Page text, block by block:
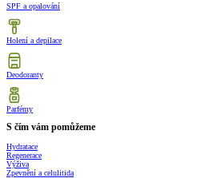
SPF a opalování
Holení a depilace
Deodoranty
Parfémy
S čím vám pomůžeme
Hydratace
Regenerace
Výživa
Zpevnění a celulitida